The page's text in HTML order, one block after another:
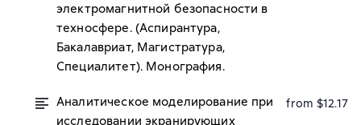
электромагнитной безопасности в
техносфере. (Аспирантура,
Бакалавриат, Магистратура,
Специалитет). Монография.
Аналитическое моделирование при
исследовании экранирующих
from $12.17